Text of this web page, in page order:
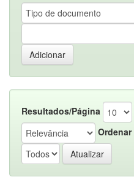
Resultados/Página
Ordenar